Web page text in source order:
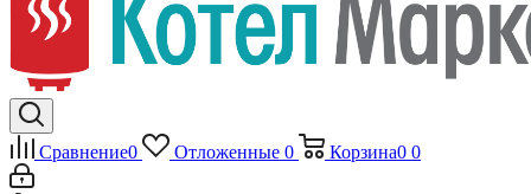
Сравнение0 Отложенные 0 Корзина0 0